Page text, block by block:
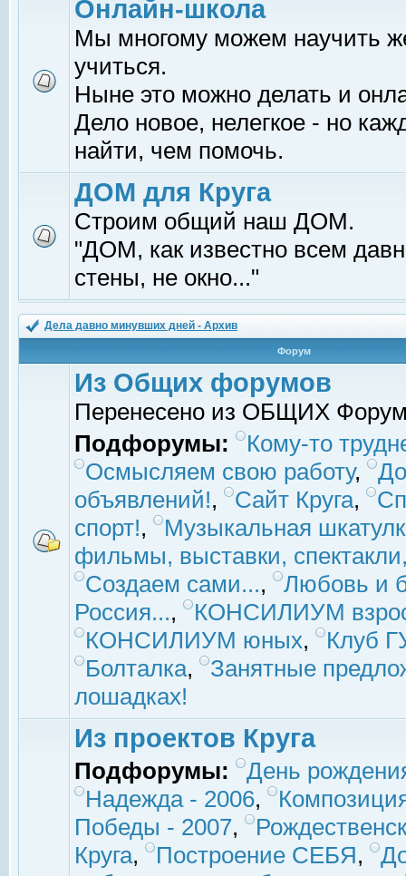
Онлайн-школа
Мы многому можем научить
учиться.
Ныне это можно делать и
Дело новое, нелегкое - но
найти, чем помочь.
ДОМ для Круга
Строим общий наш ДОМ.
"ДОМ, как известно всем
стены, не окно..."
Дела давно минувших дней - Архив
Форум
Из Общих форумов
Перенесено из ОБЩИХ
Подфорумы:
Кому-то
Осмысляем свою работу,
объявлений!, Сайт Круга,
спорт!,
Музыкальная
фильмы, выставки,
Создаем сами...,
Любовь и
Россия...,
КОНСИЛИУМ
КОНСИЛИУМ юных,
Клуб
Болталка,
Занятные
лошадках!
Из проектов Круга
Подфорумы:
День
Надежда - 2006,
Победы - 2007,
Круга, Построение СЕБЯ,